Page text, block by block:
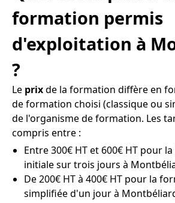
formation permis
d'exploitation à
?
Le prixde la formation diffère en
de formation choisi (classique ou
de l'organisme de formation. Les
compris entre :
Entre 300€ HT et 600€ HT pour
initiale sur trois jours à
De 200€ HT à 400€ HT pour la
simplifiée d'un jour à